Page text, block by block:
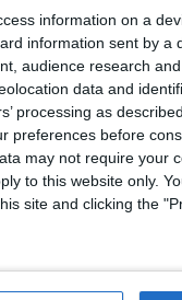
information on a
information sent by a
audience research
data and
processing as
preferences before
may not require your
to this website only.
site and clicking the